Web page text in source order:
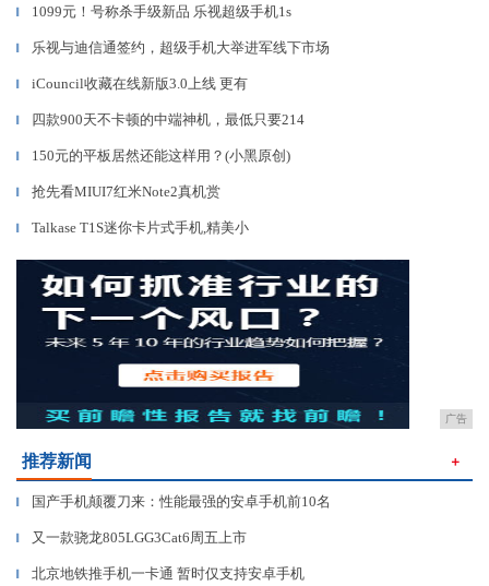
▎ 1099元！号称杀手级新品 乐视超级手机1s
▎ 乐视与迪信通签约，超级手机大举进军线下市场
▎ iCouncil收藏在线新版3.0上线 更有
▎ 四款900天不卡顿的中端神机，最低只要214
▎ 150元的平板居然还能这样用？(小黑原创)
▎ 抢先看MIUI7红米Note2真机赏
▎ Talkase T1S迷你卡片式手机,精美小
广告
推荐新闻 ＋
▎ 国产手机颠覆刀来：性能最强的安卓手机前10名
▎ 又一款骁龙805LGG3Cat6周五上市
▎ 北京地铁推手机一卡通 暂时仅支持安卓手机